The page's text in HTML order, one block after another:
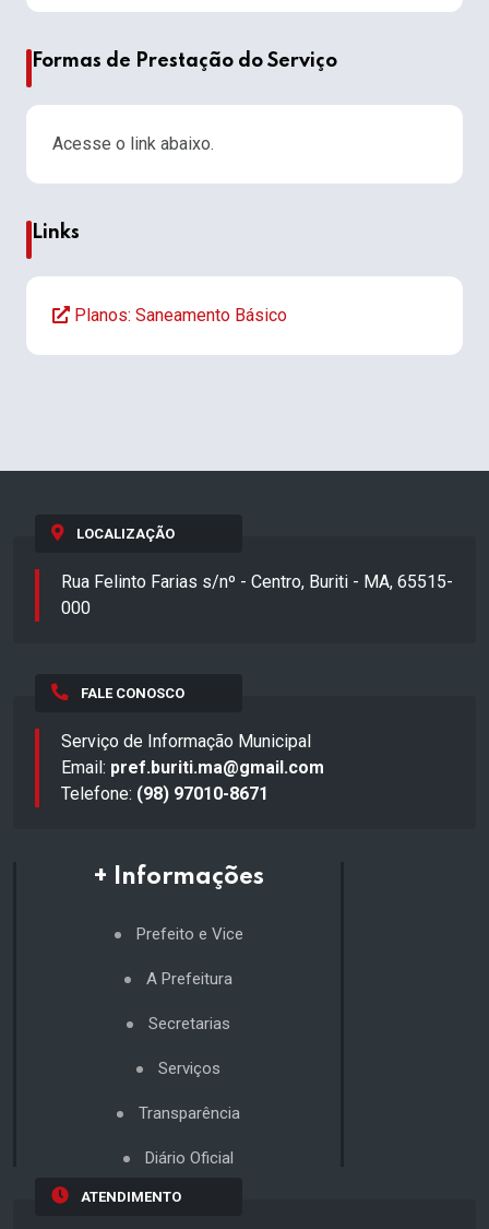
Formas de Prestação do Serviço
Acesse o link abaixo.
Links
Planos: Saneamento Básico
LOCALIZAÇÃO
Rua Felinto Farias s/nº - Centro, Buriti - MA, 65515-
000
FALE CONOSCO
Serviço de Informação Municipal
Email: pref.buriti.ma@gmail.com
Telefone: (98) 97010-8671
+ Informações
Prefeito e Vice
A Prefeitura
Secretarias
Serviços
Transparência
Diário Oficial
ATENDIMENTO